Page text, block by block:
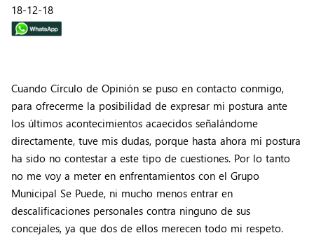
18-12-18
Cuando Círculo de Opinión se puso en contacto conmigo,
para ofrecerme la posibilidad de expresar mi postura ante
los últimos acontecimientos acaecidos señalándome
directamente, tuve mis dudas, porque hasta ahora mi postura
ha sido no contestar a este tipo de cuestiones. Por lo tanto
no me voy a meter en enfrentamientos con el Grupo
Municipal Se Puede, ni mucho menos entrar en
descalificaciones personales contra ninguno de sus
concejales, ya que dos de ellos merecen todo mi respeto.